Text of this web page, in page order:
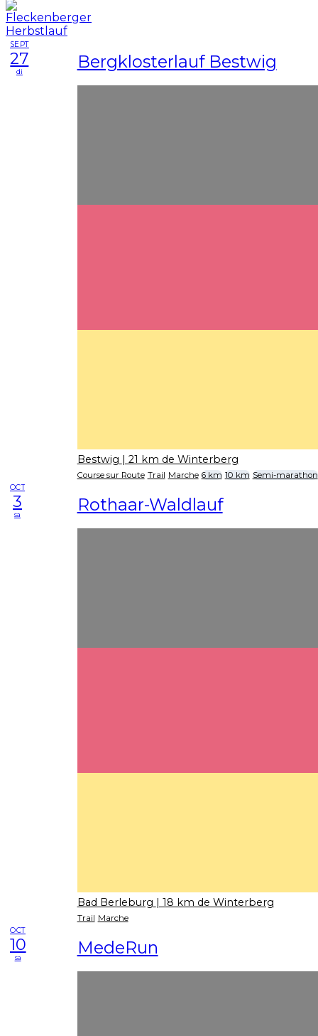
SEPT
27
di Bergklosterlauf Bestwig
Bestwig | 21 km de Winterberg
Course sur Route Trail Marche 6 km 10 km Semi-marathon
OCT
3
sa Rothaar-Waldlauf
Bad Berleburg | 18 km de Winterberg
Trail Marche
OCT
10
sa MedeRun